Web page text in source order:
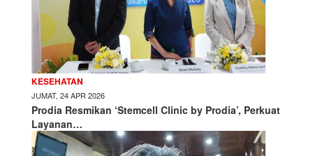
KESEHATAN
JUMAT, 24 APR 2026
Prodia Resmikan ‘Stemcell Clinic by Prodia’, Perkuat
Layanan…